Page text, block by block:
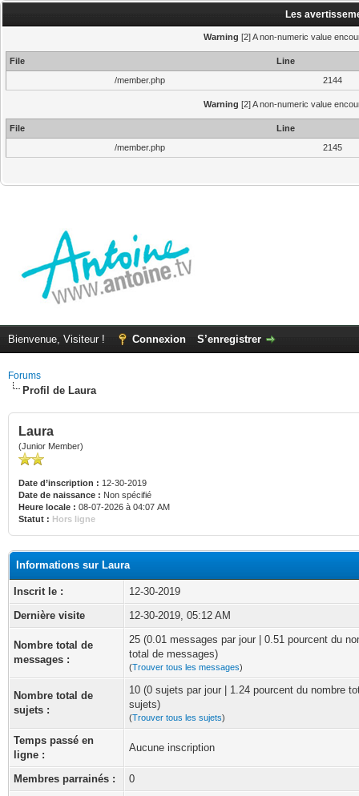
Les
Warning [2] A non-numeric value
File
Line
/member.php
2144
Warning [2] A non-numeric value
File
Line
/member.php
2145
Bienvenue, Visiteur ! Connexion S’enregistrer
Forums
Profil de Laura
Laura
(Junior Member)
Date d’inscription : 12-30-2019
Date de naissance : Non spécifié
Heure locale : 08-07-2026 à 04:07 AM
Statut : Hors ligne
Informations sur Laura
Inscrit le :
12-30-2019
Dernière visite
12-30-2019, 05:12 AM
Nombre total de
messages :
25 (0.01 messages par jour | 0.51 pourcent du
total de messages)
(Trouver tous les messages)
Nombre total de
sujets :
10 (0 sujets par jour | 1.24 pourcent du nombre
sujets)
(Trouver tous les sujets)
Temps passé en
ligne :
Aucune inscription
Membres parrainés :
0